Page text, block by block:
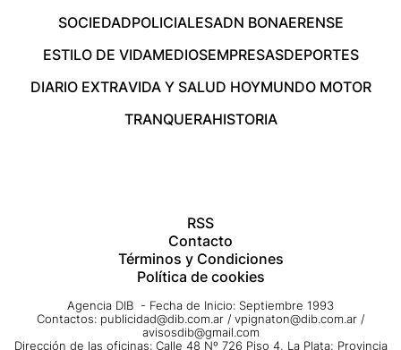
SOCIEDADPOLICIALESADN BONAERENSE
ESTILO DE VIDAMEDIOSEMPRESASDEPORTES
DIARIO EXTRAVIDA Y SALUD HOYMUNDO MOTOR
TRANQUERAHISTORIA
RSS
Contacto
Términos y Condiciones
Política de cookies
Agencia DIB - Fecha de Inicio: Septiembre 1993
Contactos: publicidad@dib.com.ar / vpignaton@dib.com.ar /
avisosdib@gmail.com
Dirección de las oficinas: Calle 48 Nº 726 Piso 4, La Plata; Provincia